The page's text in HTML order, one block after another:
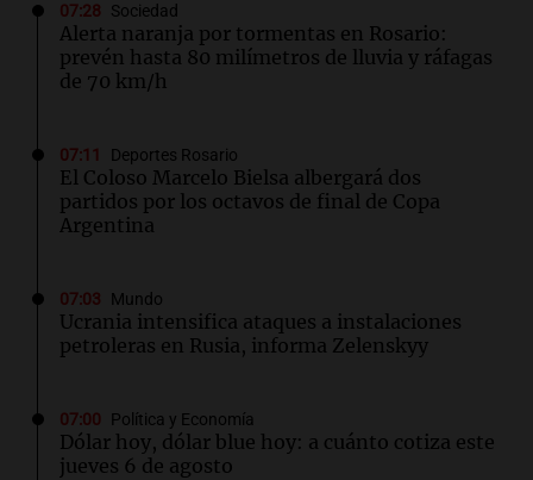
07:28 Sociedad
Alerta naranja por tormentas en Rosario:
prevén hasta 80 milímetros de lluvia y ráfagas
de 70 km/h
07:11 Deportes Rosario
El Coloso Marcelo Bielsa albergará dos
partidos por los octavos de final de Copa
Argentina
07:03 Mundo
Ucrania intensifica ataques a instalaciones
petroleras en Rusia, informa Zelenskyy
07:00 Política y Economía
Dólar hoy, dólar blue hoy: a cuánto cotiza este
jueves 6 de agosto